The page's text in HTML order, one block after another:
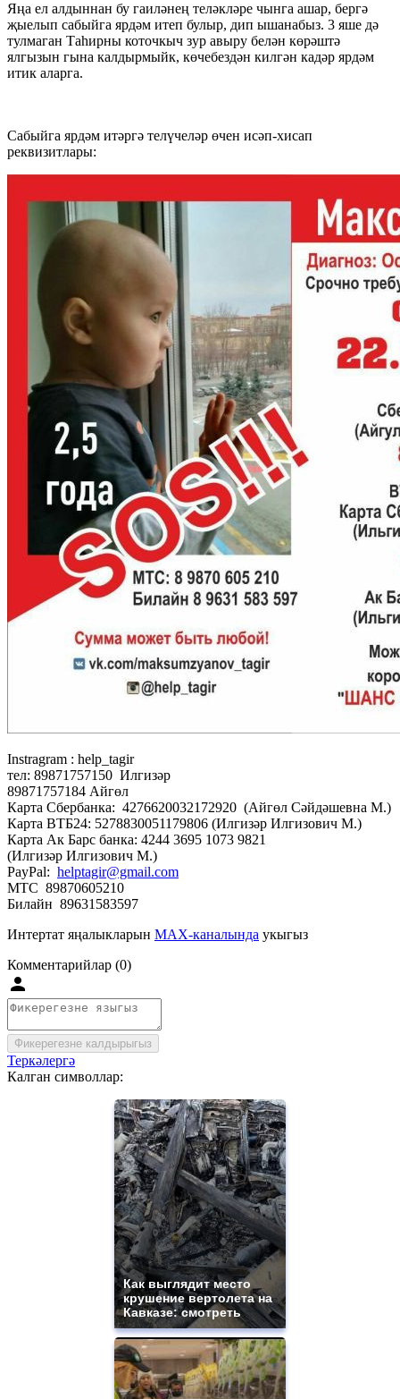
Яңа ел алдыннан бу гаиләнең теләкләре чынга ашар, бергә
җыелып сабыйга ярдәм итеп булыр, дип ышанабыз. 3 яше дә
тулмаган Таһирны коточкыч зур авыру белән көрәштә
ялгызын гына калдырмыйк, көчебездән килгән кадәр ярдәм
итик аларга.
Сабыйга ярдәм итәргә телү­че­ләр өчен исәп-хисап
реквизитлары:
Instragram : help_tagir
тел: 89871757150 Илгизәр
89871757184 Айгөл
Карта Сбербанка: 4276620032172920 (Айгөл Сәй­дәшевна М.)
Карта ВТБ24: 5278830051179806 (Илгизәр Илгизович М.)
Карта Ак Барс банка: 4244 3695 1073 9821
(Илгизәр Илгизович М.)
PayPal: helptagir@gmail.com
МТС 89870605210
Билайн 89631583597
Интертат яңалыкларын MAX-каналында укыгыз
Комментарийлар (0)
Фикерегезне калдырыгыз
Теркәлергә
Калган символлар:
Как выглядит место
крушение вертолета на
Кавказе: смотреть